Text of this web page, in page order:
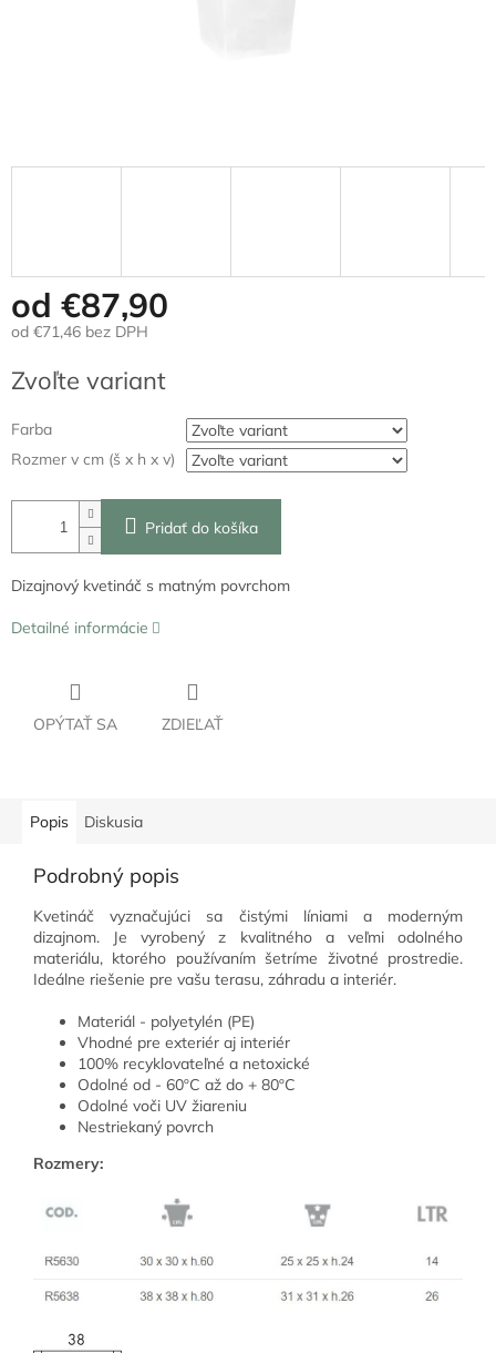
od €87,90
od €71,46 bez DPH
cena:
Zvoľte variant
Farba
Rozmer v cm (š x h x v)
Pridať do košíka
Dizajnový kvetináč s matným povrchom
Detailné informácie
OPÝTAŤ SA ZDIEĽAŤ
Popis Diskusia
Podrobný popis
Kvetináč vyznačujúci sa čistými líniami a moderným
dizajnom. Je vyrobený z kvalitného a veľmi odolného
materiálu, ktorého používaním šetríme životné prostredie.
Ideálne riešenie pre vašu terasu, záhradu a interiér.
Materiál - polyetylén (PE)
Vhodné pre exteriér aj interiér
100% recyklovateľné a netoxické
Odolné od - 60ºC až do + 80ºC
Odolné voči UV žiareniu
Nestriekaný povrch
Rozmery: